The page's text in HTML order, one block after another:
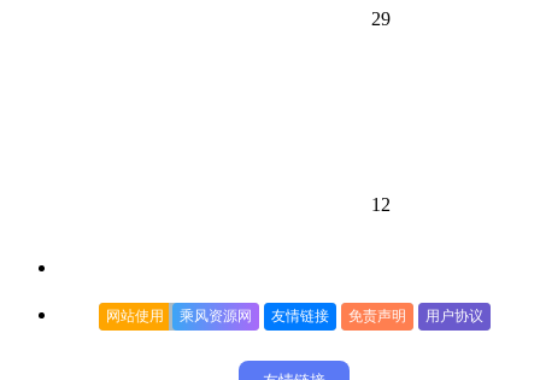
29
12
网站使用 乘风资源网 友情链接 免责声明 用户协议